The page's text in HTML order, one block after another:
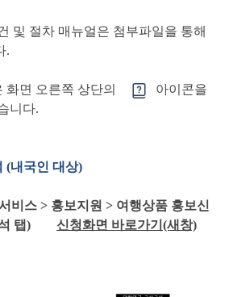
및 절차 매뉴얼은 첨부파일을 통해
.
화면 오른쪽 상단의
아이콘을
니다.
(내국인 대상)
비스 > 홍보지원 > 여행상품 홍보신
석 탭) 신청화면 바로가기(새창)